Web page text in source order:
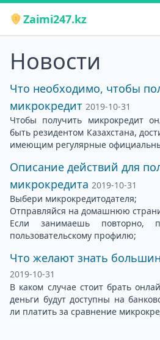
Zaimi247.kz
Новости
Что необходимо, чтобы
микрокредит 2019-10-31
Чтобы получить микрокредит
быть резидентом Казахстана,
имеющим регулярные
Описание действий для
микрокредита 2019-10-31
Выбери микрокредитодателя;
Отправляйся на домашнюю
Если занимаешь повторно,
пользовательскому профилю;
Что желают знать
2019-10-31
В каком случае стоит брать
деньги будут доступны на
ли платить за сравнение